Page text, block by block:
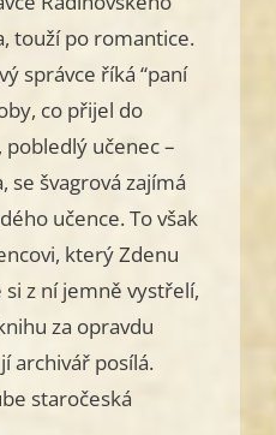
touží po romantice.
správce říká “paní
co přijel do
učenec –
se švagrová zajímá
učence. To však
který Zdenu
z ní jemně vystřelí,
za opravdu
archivář posílá.
staročeská